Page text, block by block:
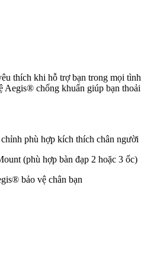
thích khi hỗ trợ bạn trong mọi
chống khuẩn giúp bạn
phù hợp kích thích chân người
(phù hợp bàn đạp 2 hoặc 3 ốc)
bảo vệ chân bạn